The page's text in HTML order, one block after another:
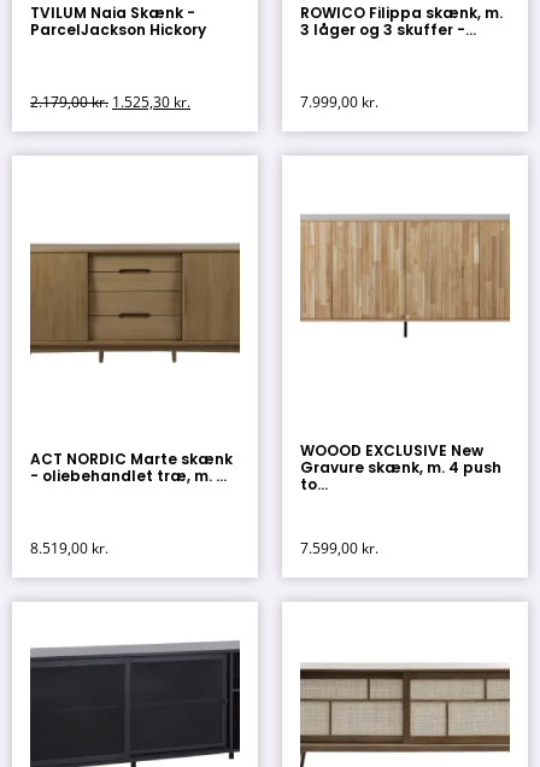
TVILUM Naia Skænk -
ParcelJackson Hickory
2.179,00kr. 1.525,30 kr.
ROWICO Filippa skænk, m.
3 låger og 3 skuffer -...
7.999,00 kr.
ACT NORDIC Marte skænk
- oliebehandlet træ, m. ...
8.519,00 kr.
WOOOD EXCLUSIVE New
Gravure skænk, m. 4 push
to...
7.599,00 kr.